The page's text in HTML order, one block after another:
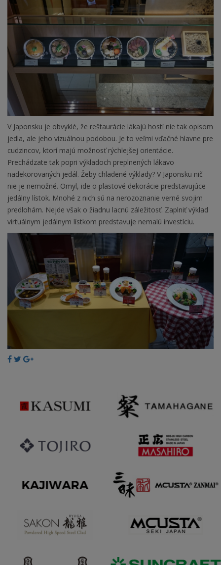
V Japonsku je obvyklé, že reštaurácie lákajú hostí nie tak opisom
jedla, ale jeho vizuálnou podobou. Je to veľmi vďačné hlavne pre
cudzincov, ktorí majú možnosť rýchlejšej orientácie.
Prechádzate tak popri výkladoch preplnených lákavo
nadekorovaných jedál. Žeby chladené výklady? V Japonsku nič
nie je nemožné. Omyl, ide o plastové dekorácie predstavujúce
jedálny lístok. Mnohé z nich sú na nerozoznanie verné svojim
predlohám. Nejde však o žiadnu lacnú záležitosť. Zaplniť výklad
virtuálnym jedálnym lístkom predstavuje nemalú investíciu.